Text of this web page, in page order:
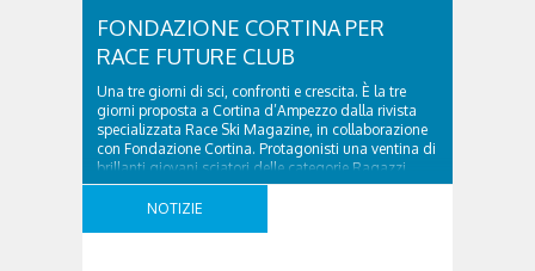
FONDAZIONE CORTINA PER
RACE FUTURE CLUB
Una tre giorni di sci, confronti e crescita. È la tre
giorni proposta a Cortina d’Ampezzo dalla rivista
specializzata Race Ski Magazine, in collaborazione
con Fondazione Cortina. Protagonisti una ventina di
brillanti giovani sciatori delle categorie Ragazzi
(under 14) e Allievi (under 16), emersi da alcune tra le
più importanti competizioni nazionali e dai
NOTIZIE